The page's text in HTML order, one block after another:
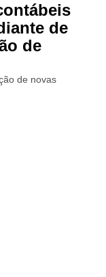
de
de
de novas